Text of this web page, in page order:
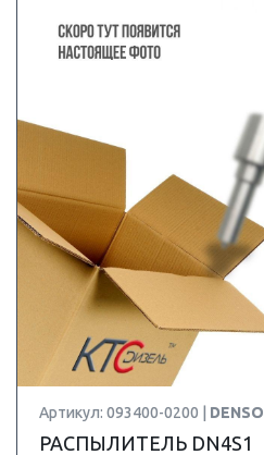
Артикул: 093400-0200 | DENSO
РАСПЫЛИТЕЛЬ DN4S1